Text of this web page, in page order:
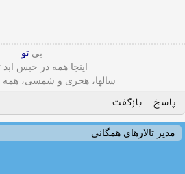
بی تو
اینجا همه در حبس ابد
سالها، هجری و شمسی، همه
پاسخ بازگفت
مدیر تالارهای همگانی